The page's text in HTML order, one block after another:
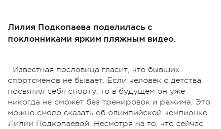
Лилия Подкопаева поделилась с
поклонниками ярким пляжным видео.
Известная пословица гласит, что бывших
спортсменов не бывает. Если человек с детства
посвятил себя спорту, то в будущем он уже
никогда не сможет без тренировок и режима. Это
можно смело сказать об олимпийской чемпионке
Лилии Подкопаевой. Несмотря на то, что сейчас